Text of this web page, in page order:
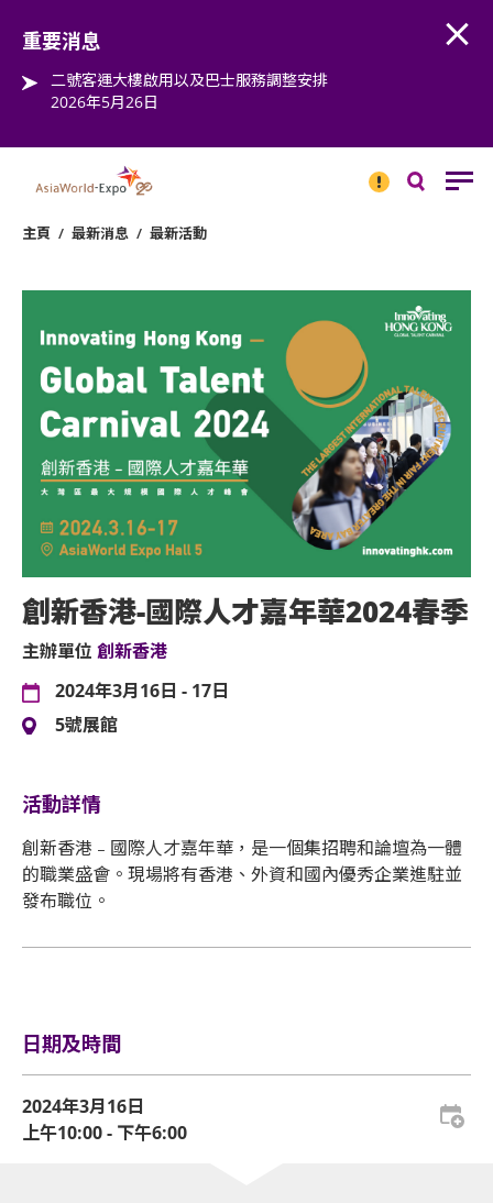
重要消息
二號客運大樓啟用以及巴士服務調整安排
2026年5月26日
消息
主頁 / 最新消息 / 最新活動
創新香港-國際人才嘉年華2024春季
主辦單位 創新香港
2024年3月16日 - 17日
5號展館
活動詳情
創新香港﹣國際人才嘉年華，是一個集招聘和論壇為一體
的職業盛會。現場將有香港、外資和國內優秀企業進駐並
發布職位。
日期及時間
2024年3月16日
上午10:00 - 下午6:00